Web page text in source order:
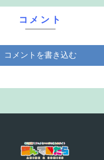
コメント
コメントを書き込む